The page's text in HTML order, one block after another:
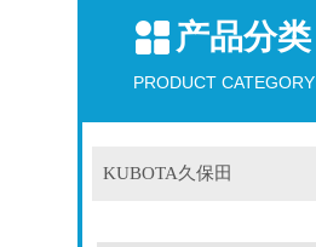
产品分类
PRODUCT CATEGORY
KUBOTA久保田